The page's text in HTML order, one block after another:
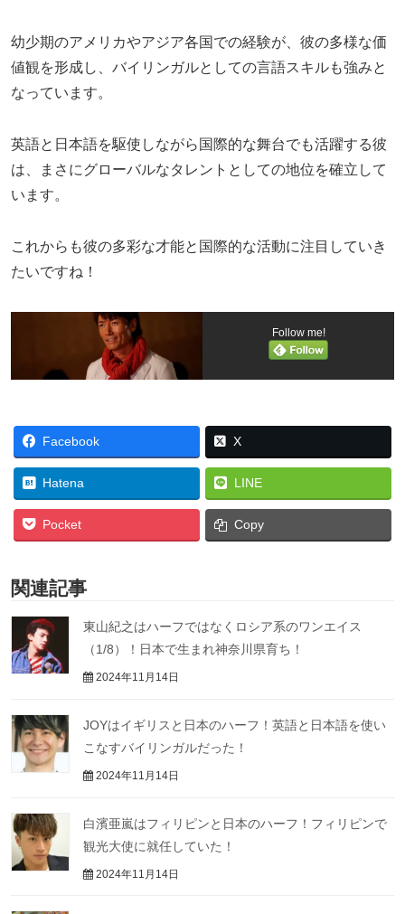
幼少期のアメリカやアジア各国での経験が、彼の多様な価
値観を形成し、バイリンガルとしての言語スキルも強みと
なっています。
英語と日本語を駆使しながら国際的な舞台でも活躍する彼
は、まさにグローバルなタレントとしての地位を確立して
います。
これからも彼の多彩な才能と国際的な活動に注目していき
たいですね！
Follow me!
Facebook X
Hatena LINE
Pocket Copy
関連記事
東山紀之はハーフではなくロシア系のワンエイス
（1/8）！日本で生まれ神奈川県育ち！
2024年11月14日
JOYはイギリスと日本のハーフ！英語と日本語を使い
こなすバイリンガルだった！
2024年11月14日
白濱亜嵐はフィリピンと日本のハーフ！フィリピンで
観光大使に就任していた！
2024年11月14日